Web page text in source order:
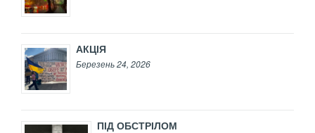
АКЦІЯ
Березень 24, 2026
ПІД ОБСТРІЛОМ